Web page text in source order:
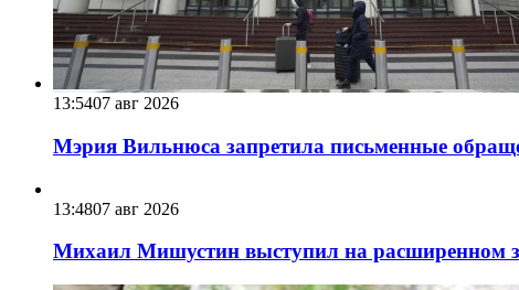
13:5407 авг 2026
Мэрия Вильнюса запретила письменные
13:4807 авг 2026
Михаил Мишустин выступил на расширенном